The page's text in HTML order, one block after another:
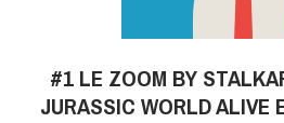
#1 LE ZOOM BY
JURASSIC WORLD ALIVE